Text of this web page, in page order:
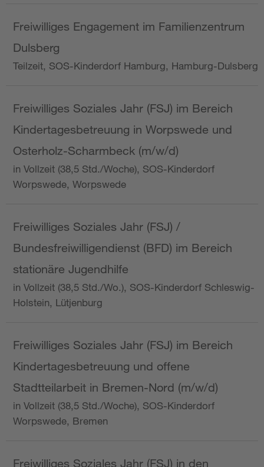
Freiwilliges Engagement im Familienzentrum
Dulsberg
Teilzeit, SOS-Kinderdorf Hamburg, Hamburg-Dulsberg
Freiwilliges Soziales Jahr (FSJ) im Bereich
Kindertagesbetreuung in Worpswede und
Osterholz-Scharmbeck (m/w/d)
in Vollzeit (38,5 Std./Woche), SOS-Kinderdorf
Worpswede, Worpswede
Freiwilliges Soziales Jahr (FSJ) /
Bundesfreiwilligendienst (BFD) im Bereich
stationäre Jugendhilfe
in Vollzeit (38,5 Std./Wo.), SOS-Kinderdorf Schleswig-
Holstein, Lütjenburg
Freiwilliges Soziales Jahr (FSJ) im Bereich
Kindertagesbetreuung und offene
Stadtteilarbeit in Bremen-Nord (m/w/d)
in Vollzeit (38,5 Std./Woche), SOS-Kinderdorf
Worpswede, Bremen
Freiwilliges Soziales Jahr (FSJ) in den